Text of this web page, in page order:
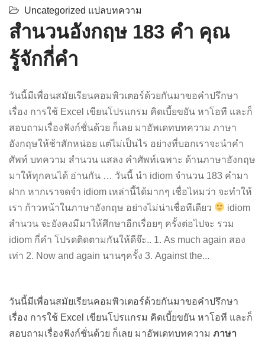
Uncategorized แปลบทความ
สำนวนอังกฤษ 183 คำ คุณ
รู้จักกี่คำ
วันนี้มีเพื่อนสมัยเรียนคอมพิวเตอร์ด้วยกันมาขอคำปรึกษา
เรื่อง การใช้ Excel เขียนโปรแกรม คิดเบี้ยขยัน หาโอที และก็
สอบถามเรื่องฟังก์ชั่นด้วย ก็เลย มาอัพเดทบทความ ภาษา
อังกฤษให้ช้าสักหน่อย แต่ไม่เป็นไร อย่างที่บอกเราจะนำคำ
ศัพท์ บทความ สำนวน แสลง คำศัพท์เฉพาะ ด้านภาษาอังกฤษ
มาให้ทุกคนได้ อ่านกัน … วันนี้ นำ idiom จำนวน 183 คำมา
ฝาก หากเราจดจำ idiom เหล่านี้ได้มากๆ เชื่อไหมว่า จะทำให้
เรา ก้าวหน้าในภาษาอังกฤษ อย่างไม่น่าเชื่อทีเดียว
idiom
สำนวน จะยังคงมีมาให้ศึกษาอีกเรื่อยๆ ครั้งต่อไปจะ รวม
idiom กี่คำ โปรดติดตามกันให้ดีจ๊ะ.. 1. As much again สอง
เท่า 2. Now and again นานๆครั้ง 3. Against the...
วันนี้มีเพื่อนสมัยเรียนคอมพิวเตอร์ด้วยกันมาขอคำปรึกษา
เรื่อง การใช้ Excel เขียนโปรแกรม คิดเบี้ยขยัน หาโอที และก็
สอบถามเรื่องฟังก์ชั่นด้วย ก็เลย มาอัพเดทบทความ ภาษา